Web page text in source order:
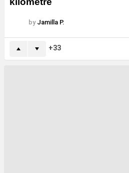
by Jamilla P.
33